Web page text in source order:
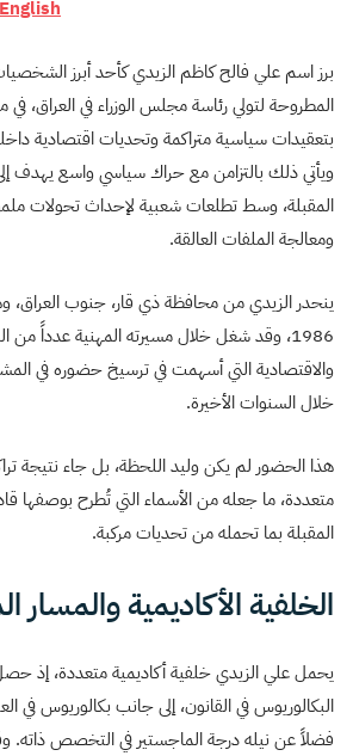
English
برز اسم علي فالح كاظم الزيدي كأحد أبرز
المطروحة لتولي رئاسة مجلس الوزراء في العراق،
بتعقيدات سياسية متراكمة وتحديات اقتصادية
ويأتي ذلك بالتزامن مع حراك سياسي واسع يهدف
المقبلة، وسط تطلعات شعبية لإحداث تحولات
ومعالجة الملفات العالقة.
ينحدر الزيدي من محافظة ذي قار، جنوب العراق،
1986، وقد شغل خلال مسيرته المهنية عدداً من
والاقتصادية التي أسهمت في ترسيخ حضوره في
خلال السنوات الأخيرة.
هذا الحضور لم يكن وليد اللحظة، بل جاء نتيجة
متعددة، ما جعله من الأسماء التي تُطرح بوصفها
المقبلة بما تحمله من تحديات مركبة.
الخلفية الأكاديمية والمسار
يحمل علي الزيدي خلفية أكاديمية متعددة، إذ
البكالوريوس في القانون، إلى جانب بكالوريوس في
فضلاً عن نيله درجة الماجستير في التخصص ذاته.